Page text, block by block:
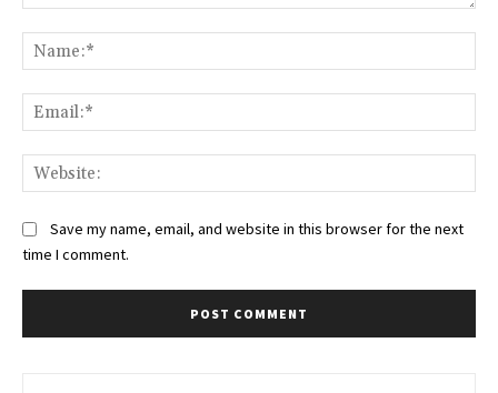
Save my name, email, and website in this browser for the next
time I comment.